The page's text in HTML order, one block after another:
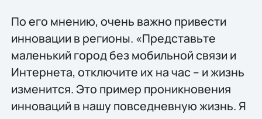
По его мнению, очень важно привести
инновации в регионы. «Представьте
маленький город без мобильной связи и
Интернета, отключите их на час – и жизнь
изменится. Это пример проникновения
инноваций в нашу повседневную жизнь. Я